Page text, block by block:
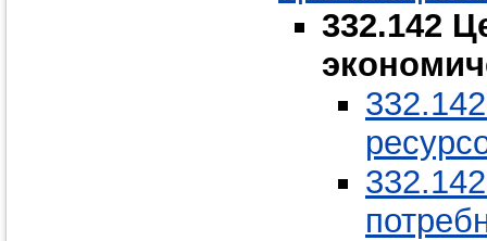
332.142